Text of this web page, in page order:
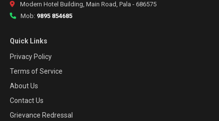
Modern Hotel Building, Main Road, Pala - 686575
Mob: 9895 854685
Quick Links
Privacy Policy
Terms of Service
About Us
Contact Us
Grievance Redressal